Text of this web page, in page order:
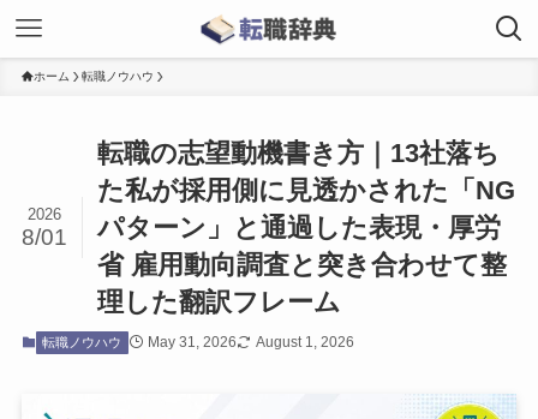
ホーム 転職ノウハウ
転職の志望動機書き方｜13社落ち
た私が採用側に見透かされた「NG
パターン」と通過した表現・厚労
省 雇用動向調査と突き合わせて整
理した翻訳フレーム
2026
8/01
転職ノウハウ May 31, 2026 August 1, 2026